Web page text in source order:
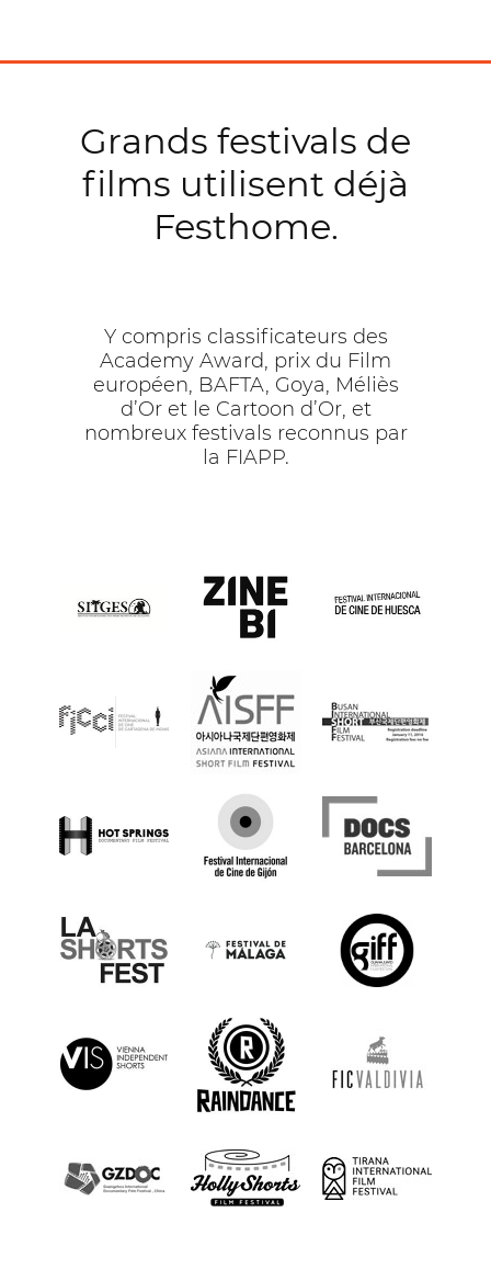
Grands festivals de
films utilisent déjà
Festhome.
Y compris classificateurs des
Academy Award, prix du Film
européen, BAFTA, Goya, Méliès
d’Or et le Cartoon d’Or, et
nombreux festivals reconnus par
la FIAPP.